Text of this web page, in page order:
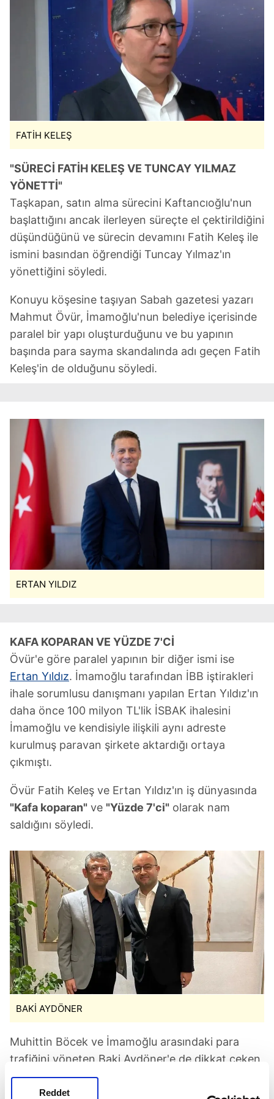
Reddet
FATİH KELEŞ
"SÜRECİ FATİH KELEŞ VE TUNCAY YILMAZ
YÖNETTİ"
Taşkapan, satın alma sürecini Kaftancıoğlu'nun
başlattığını ancak ilerleyen süreçte el çektirildiğini
düşündüğünü ve sürecin devamını Fatih Keleş ile
ismini basından öğrendiği Tuncay Yılmaz'ın
yönettiğini söyledi.
Konuyu köşesine taşıyan Sabah gazetesi yazarı
Mahmut Övür, İmamoğlu'nun belediye içerisinde
paralel bir yapı oluşturduğunu ve bu yapının
başında para sayma skandalında adı geçen Fatih
Keleş'in de olduğunu söyledi.
ERTAN YILDIZ
KAFA KOPARAN VE YÜZDE 7'Cİ
Övür'e göre paralel yapının bir diğer ismi ise
Ertan Yıldız. İmamoğlu tarafından İBB iştirakleri
ihale sorumlusu danışmanı yapılan Ertan Yıldız'ın
daha önce 100 milyon TL'lik İSBAK ihalesini
İmamoğlu ve kendisiyle ilişkili aynı adreste
kurulmuş paravan şirkete aktardığı ortaya
çıkmıştı.
Övür Fatih Keleş ve Ertan Yıldız'ın iş dünyasında
"Kafa koparan" ve "Yüzde 7'ci" olarak nam
saldığını söyledi.
BAKİ AYDÖNER
Muhittin Böcek ve İmamoğlu arasındaki para
trafiğini yöneten Baki Aydöner'e de dikkat çeken
Övür,"Görünen o ki, tam bir "temiz eller"
sürecine ihtiyaç var. Kim bakar bilmem ama